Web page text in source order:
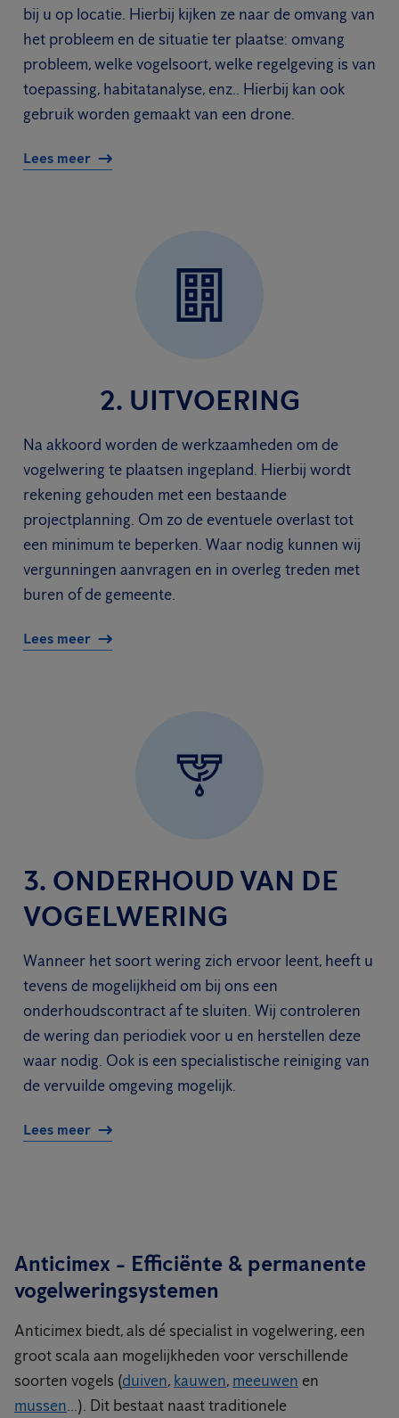
bij u op locatie. Hierbij kijken ze naar de omvang van
het probleem en de situatie ter plaatse: omvang
probleem, welke vogelsoort, welke regelgeving is van
toepassing, habitatanalyse, enz.. Hierbij kan ook
gebruik worden gemaakt van een drone.
Lees meer
2. UITVOERING
Na akkoord worden de werkzaamheden om de
vogelwering te plaatsen ingepland. Hierbij wordt
rekening gehouden met een bestaande
projectplanning. Om zo de eventuele overlast tot
een minimum te beperken. Waar nodig kunnen wij
vergunningen aanvragen en in overleg treden met
buren of de gemeente.
Lees meer
3. ONDERHOUD VAN DE
VOGELWERING
Wanneer het soort wering zich ervoor leent, heeft u
tevens de mogelijkheid om bij ons een
onderhoudscontract af te sluiten. Wij controleren
de wering dan periodiek voor u en herstellen deze
waar nodig. Ook is een specialistische reiniging van
de vervuilde omgeving mogelijk.
Lees meer
Anticimex - Efficiënte & permanente
vogelweringsystemen
Anticimex biedt, als dé specialist in vogelwering, een
groot scala aan mogelijkheden voor verschillende
soorten vogels (duiven, kauwen, meeuwen en
mussen...). Dit bestaat naast traditionele